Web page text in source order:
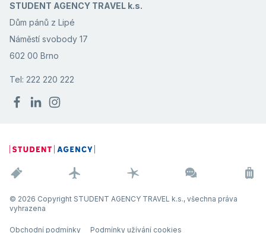
STUDENT AGENCY TRAVEL k.s.
Dům pánů z Lipé
Náměstí svobody 17
602 00 Brno
Tel: 222 220 222
© 2026 Copyright STUDENT AGENCY TRAVEL k.s., všechna práva
vyhrazena
Obchodní podmínky Podmínky užívání cookies